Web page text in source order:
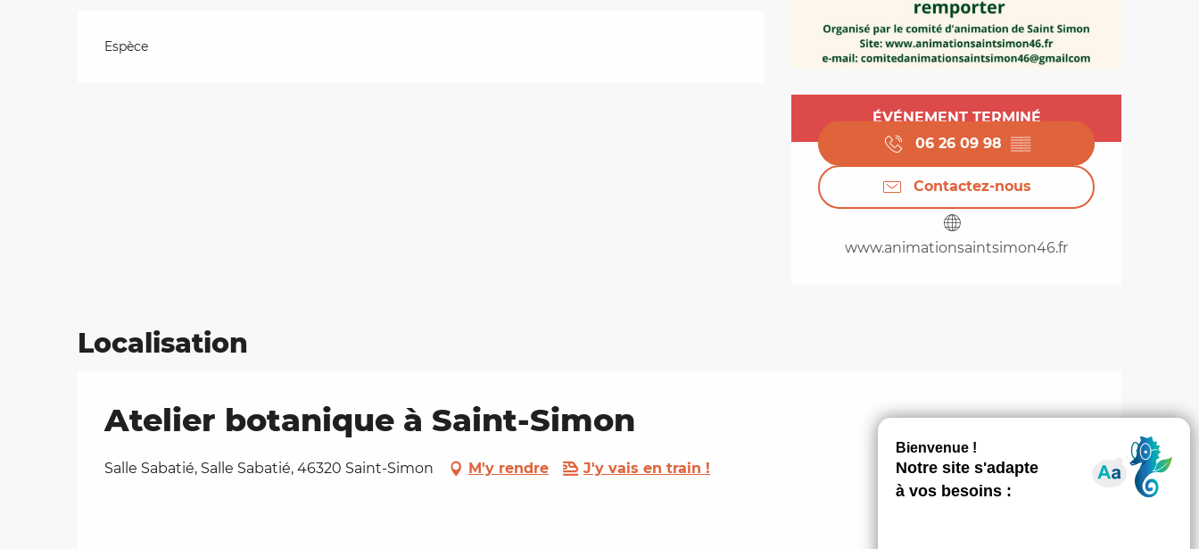
Ouverture et
ÉVÉNEMENT TERMINÉ
06 26 09 98 ▒▒
Contactez-nous
www.animationsaintsimon46.fr
Espèce
Localisation
Atelier botanique à Saint-Simon
Salle Sabatié, Salle Sabatié, 46320 Saint-Simon M'y rendre J'y vais en train !